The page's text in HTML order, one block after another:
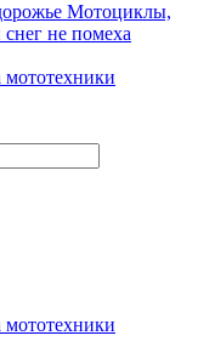
Мотоциклы,
не помеха